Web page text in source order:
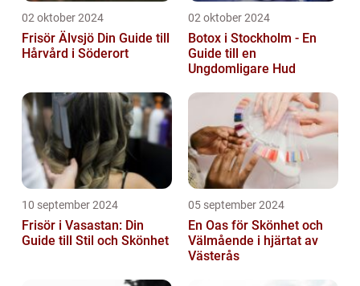
02 oktober 2024
Frisör Älvsjö Din Guide till
Hårvård i Söderort
02 oktober 2024
Botox i Stockholm - En
Guide till en
Ungdomligare Hud
10 september 2024
Frisör i Vasastan: Din
Guide till Stil och Skönhet
05 september 2024
En Oas för Skönhet och
Välmående i hjärtat av
Västerås